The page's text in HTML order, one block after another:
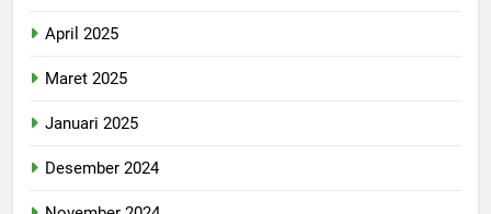
April 2025
Maret 2025
Januari 2025
Desember 2024